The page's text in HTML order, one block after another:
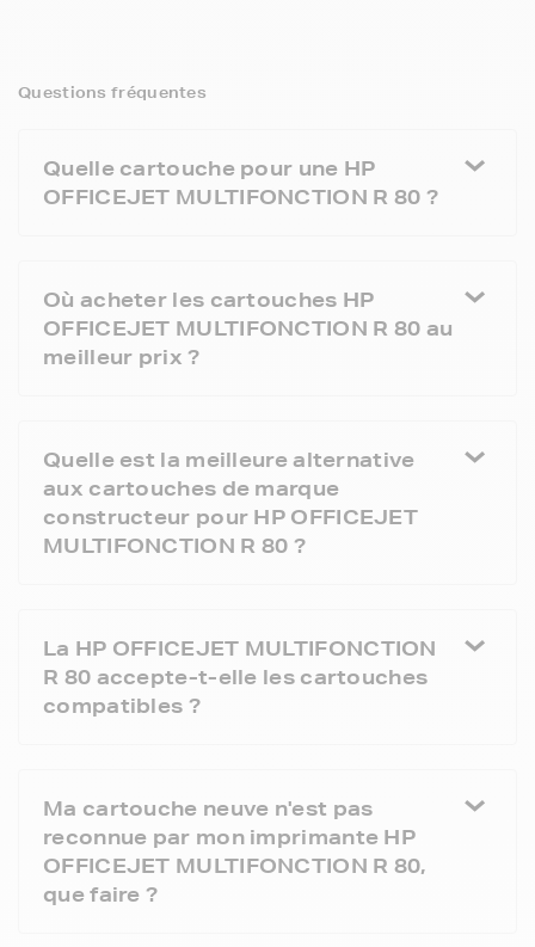
Questions fréquentes
Quelle cartouche pour une HP
OFFICEJET MULTIFONCTION R 80 ?
Où acheter les cartouches HP
OFFICEJET MULTIFONCTION R 80 au
meilleur prix ?
Quelle est la meilleure alternative
aux cartouches de marque
constructeur pour HP OFFICEJET
MULTIFONCTION R 80 ?
La HP OFFICEJET MULTIFONCTION
R 80 accepte-t-elle les cartouches
compatibles ?
Ma cartouche neuve n'est pas
reconnue par mon imprimante HP
OFFICEJET MULTIFONCTION R 80,
que faire ?